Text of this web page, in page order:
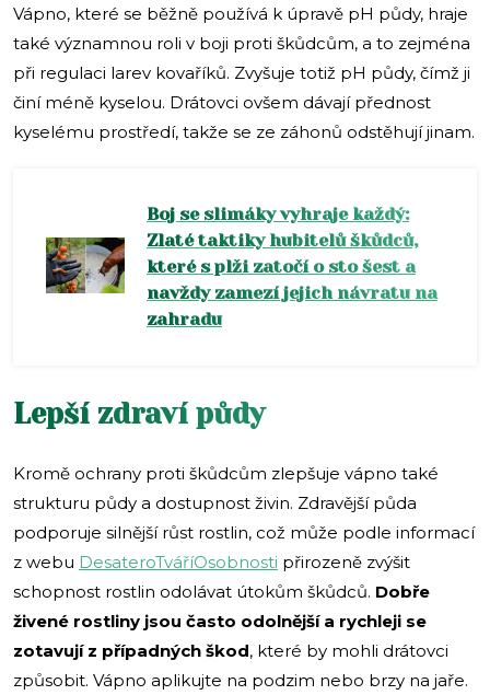
Vápno, které se běžně používá k úpravě pH půdy, hraje
také významnou roli v boji proti škůdcům, a to zejména
při regulaci larev kovaříků. Zvyšuje totiž pH půdy, čímž ji
činí méně kyselou. Drátovci ovšem dávají přednost
kyselému prostředí, takže se ze záhonů odstěhují jinam.
Boj se slimáky vyhraje každý:
Zlaté taktiky hubitelů škůdců,
které s plži zatočí o sto šest a
navždy zamezí jejich návratu na
zahradu
Lepší zdraví půdy
Kromě ochrany proti škůdcům zlepšuje vápno také
strukturu půdy a dostupnost živin. Zdravější půda
podporuje silnější růst rostlin, což může podle informací
z webu DesateroTváříOsobnosti přirozeně zvýšit
schopnost rostlin odolávat útokům škůdců. Dobře
živené rostliny jsou často odolnější a rychleji se
zotavují z případných škod, které by mohli drátovci
způsobit. Vápno aplikujte na podzim nebo brzy na jaře.